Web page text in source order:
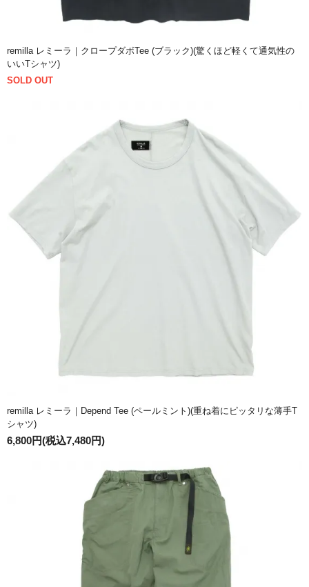
remilla レミーラ｜クロープダボTee (ブラック)(驚くほど軽くて通気性の
いいTシャツ)
SOLD OUT
remilla レミーラ｜Depend Tee (ペールミント)(重ね着にピッタリな薄手T
シャツ)
6,800円(税込7,480円)